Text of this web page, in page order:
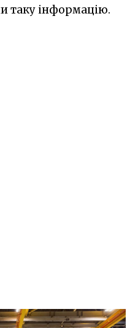
таку інформацію.